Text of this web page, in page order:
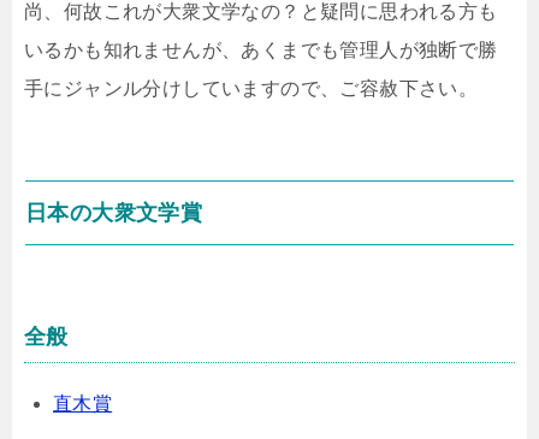
尚、何故これが大衆文学なの？と疑問に思われる方も
いるかも知れませんが、あくまでも管理人が独断で勝
手にジャンル分けしていますので、ご容赦下さい。
日本の大衆文学賞
全般
直木賞